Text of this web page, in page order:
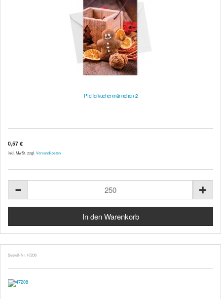
Pfefferkuchenmännchen 2
0,57 €
inkl. MwSt. zzgl. Versandkosten
Bestell-Nr. 47208